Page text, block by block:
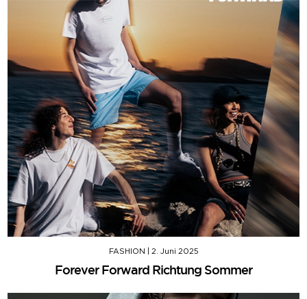
FASHION 2. Juni 2025
Forever Forward Richtung Sommer